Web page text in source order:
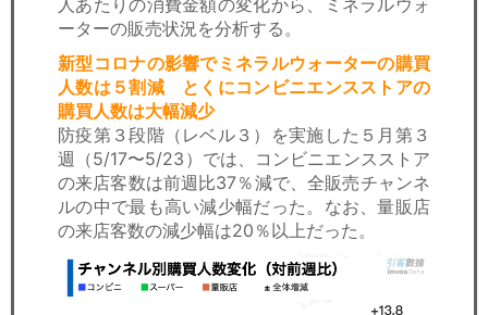
人あたりの消費金額の変化から、ミネラルウォ
ーターの販売状況を分析する。
新型コロナの影響でミネラルウォーターの購買
人数は５割減 とくにコンビニエンスストアの
購買人数は大幅減少
防疫第３段階（レベル３）を実施した５月第３
週（5/17〜5/23）では、コンビニエンスストア
の来店客数は前週比37％減で、全販売チャンネ
ルの中で最も高い減少幅だった。なお、量販店
の来店客数の減少幅は20％以上だった。